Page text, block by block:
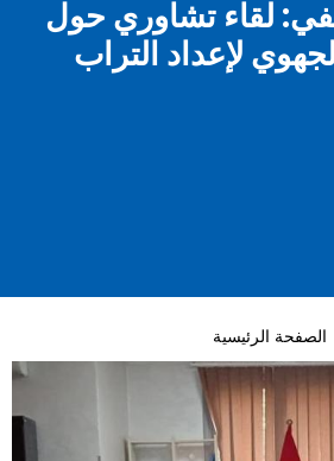
لقاء تشاوري حول
لإعداد التراب
الصفحة الرئيسية